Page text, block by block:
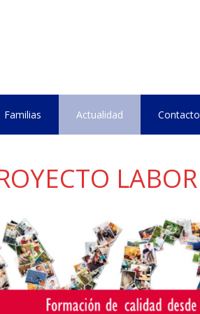
Familias Actualidad Contacto
LABOR